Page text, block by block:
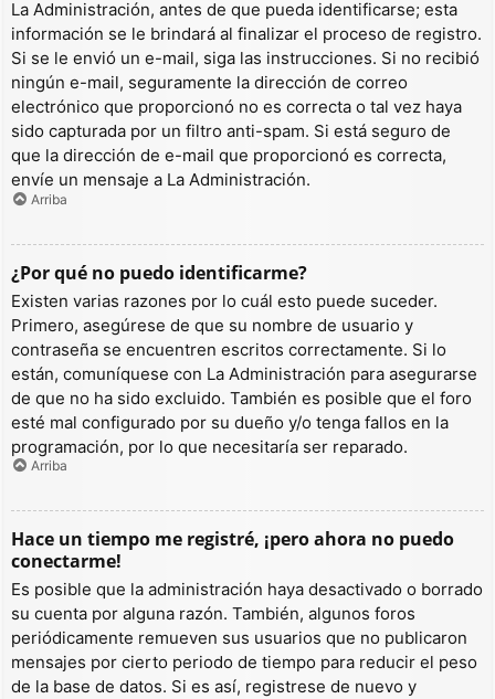
La Administración, antes de que pueda identificarse; esta
información se le brindará al finalizar el proceso de registro.
Si se le envió un e-mail, siga las instrucciones. Si no recibió
ningún e-mail, seguramente la dirección de correo
electrónico que proporcionó no es correcta o tal vez haya
sido capturada por un filtro anti-spam. Si está seguro de
que la dirección de e-mail que proporcionó es correcta,
envíe un mensaje a La Administración.
Arriba
¿Por qué no puedo identificarme?
Existen varias razones por lo cuál esto puede suceder.
Primero, asegúrese de que su nombre de usuario y
contraseña se encuentren escritos correctamente. Si lo
están, comuníquese con La Administración para asegurarse
de que no ha sido excluido. También es posible que el foro
esté mal configurado por su dueño y/o tenga fallos en la
programación, por lo que necesitaría ser reparado.
Arriba
Hace un tiempo me registré, ¡pero ahora no puedo
conectarme!
Es posible que la administración haya desactivado o borrado
su cuenta por alguna razón. También, algunos foros
periódicamente remueven sus usuarios que no publicaron
mensajes por cierto periodo de tiempo para reducir el peso
de la base de datos. Si es así, registrese de nuevo y